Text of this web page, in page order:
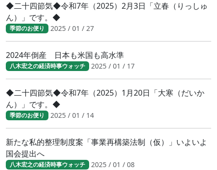
◆二十四節気◆令和7年（2025）2月3日「立春（りっしゅ
ん）」です。◆
季節のお便り 2025 / 01 / 27
2024年倒産 日本も米国も高水準
八木宏之の経済時事ウォッチ 2025 / 01 / 17
◆二十四節気◆令和7年（2025）1月20日「大寒（だいか
ん）」です。◆
季節のお便り 2025 / 01 / 14
新たな私的整理制度案「事業再構築法制（仮）」いよいよ
国会提出へ
八木宏之の経済時事ウォッチ 2025 / 01 / 08